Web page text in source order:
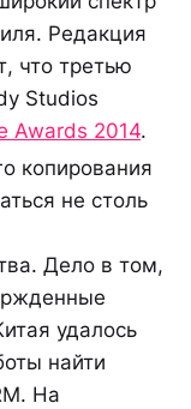
Редакция
что третью
Studios
Awards 2014.
копирования
не столь
Дело в том,
удалось
найти
На